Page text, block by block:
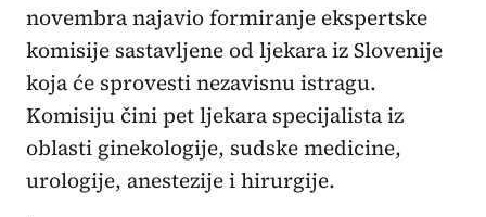
novembra najavio formiranje ekspertske
komisije sastavljene od ljekara iz Slovenije
koja će sprovesti nezavisnu istragu.
Komisiju čini pet ljekara specijalista iz
oblasti ginekologije, sudske medicine,
urologije, anestezije i hirurgije.